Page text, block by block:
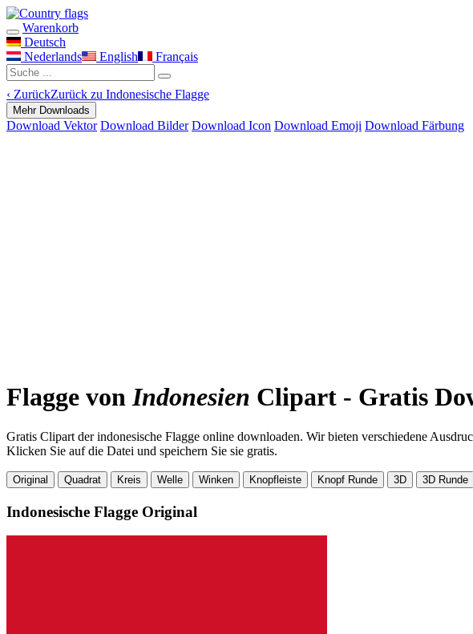
Warenkorb
Deutsch
Nederlands
English Français
‹ ZurückZurück zu Indonesische Flagge
Mehr Downloads
Download Vektor Download Bilder Download Icon Download Emoji Download Färbung
Flagge vonIndonesien Clipart - Gratis
Gratis Clipart der indonesische Flagge online downloaden. Wir bieten verschiedene
Klicken Sie auf die Datei und speichern Sie sie gratis.
Original Quadrat Kreis Welle Winken Knopfleiste Knopf Runde 3D 3D Runde
Indonesische Flagge Original